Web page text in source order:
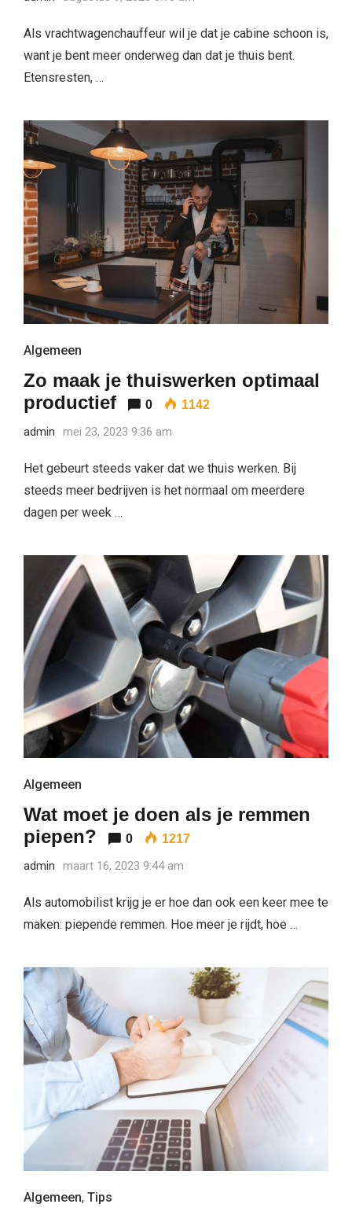
Als vrachtwagenchauffeur wil je dat je cabine schoon is,
want je bent meer onderweg dan dat je thuis bent.
Etensresten, …
Algemeen
Zo maak je thuiswerken optimaal
productief
0 1142
admin mei 23, 2023 9:36 am
Het gebeurt steeds vaker dat we thuis werken. Bij
steeds meer bedrijven is het normaal om meerdere
dagen per week …
Algemeen
Wat moet je doen als je remmen
piepen?
0 1217
admin maart 16, 2023 9:44 am
Als automobilist krijg je er hoe dan ook een keer mee te
maken: piepende remmen. Hoe meer je rijdt, hoe …
Algemeen, Tips